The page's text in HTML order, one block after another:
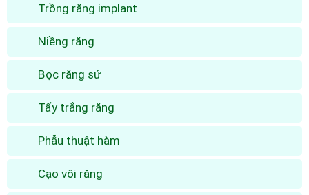
Trồng răng implant
Niềng răng
Bọc răng sứ
Tẩy trắng răng
Phẫu thuật hàm
Cạo vôi răng